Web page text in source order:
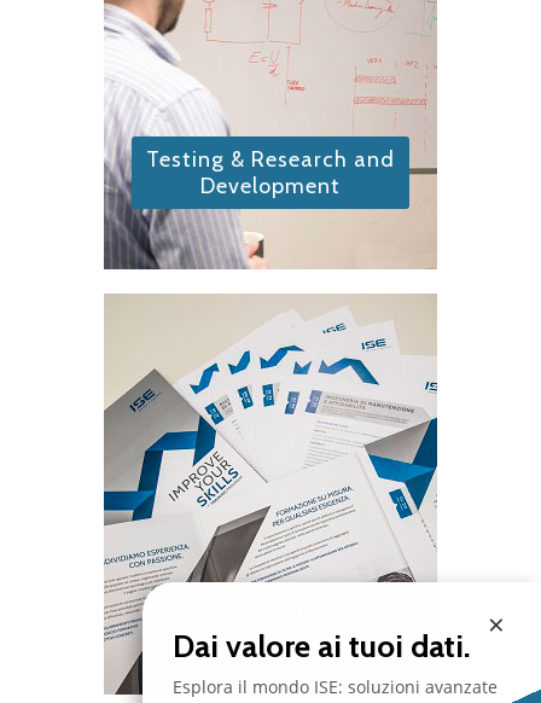
Testing & Research and
Development
×
Dai valore ai tuoi dati.
Esplora il mondo ISE: soluzioni avanzate